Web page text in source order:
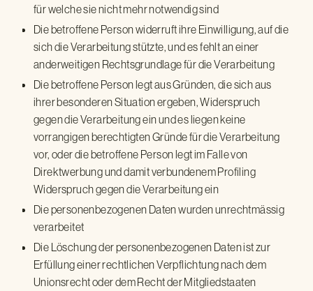
für welche sie nicht mehr notwendig sind
Die betroffene Person widerruft ihre Einwilligung, auf die
sich die Verarbeitung stützte, und es fehlt an einer
anderweitigen Rechtsgrundlage für die Verarbeitung
Die betroffene Person legt aus Gründen, die sich aus
ihrer besonderen Situation ergeben, Widerspruch
gegen die Verarbeitung ein und es liegen keine
vorrangigen berechtigten Gründe für die Verarbeitung
vor, oder die betroffene Person legt im Falle von
Direktwerbung und damit verbundenem Profiling
Widerspruch gegen die Verarbeitung ein
Die personenbezogenen Daten wurden unrechtmässig
verarbeitet
Die Löschung der personenbezogenen Daten ist zur
Erfüllung einer rechtlichen Verpflichtung nach dem
Unionsrecht oder dem Recht der Mitgliedstaaten